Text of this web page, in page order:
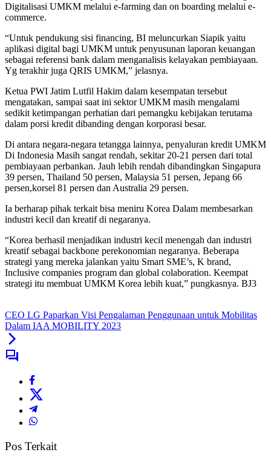
Digitalisasi UMKM melalui e-farming dan on boarding melalui e-
commerce.
“Untuk pendukung sisi financing, BI meluncurkan Siapik yaitu
aplikasi digital bagi UMKM untuk penyusunan laporan keuangan
sebagai referensi bank dalam menganalisis kelayakan pembiayaan.
Yg terakhir juga QRIS UMKM,” jelasnya.
Ketua PWI Jatim Lutfil Hakim dalam kesempatan tersebut
mengatakan, sampai saat ini sektor UMKM masih mengalami
sedikit ketimpangan perhatian dari pemangku kebijakan terutama
dalam porsi kredit dibanding dengan korporasi besar.
Di antara negara-negara tetangga lainnya, penyaluran kredit UMKM
Di Indonesia Masih sangat rendah, sekitar 20-21 persen dari total
pembiayaan perbankan. Jauh lebih rendah dibandingkan Singapura
39 persen, Thailand 50 persen, Malaysia 51 persen, Jepang 66
persen,korsel 81 persen dan Australia 29 persen.
Ia berharap pihak terkait bisa meniru Korea Dalam membesarkan
industri kecil dan kreatif di negaranya.
“Korea berhasil menjadikan industri kecil menengah dan industri
kreatif sebagai backbone perekonomian negaranya. Beberapa
strategi yang mereka jalankan yaitu Smart SME’s, K brand,
Inclusive companies program dan global colaboration. Keempat
strategi itu membuat UMKM Korea lebih kuat,” pungkasnya. BJ3
CEO LG Paparkan Visi Pengalaman Penggunaan untuk Mobilitas
Dalam IAA MOBILITY 2023
Pos Terkait